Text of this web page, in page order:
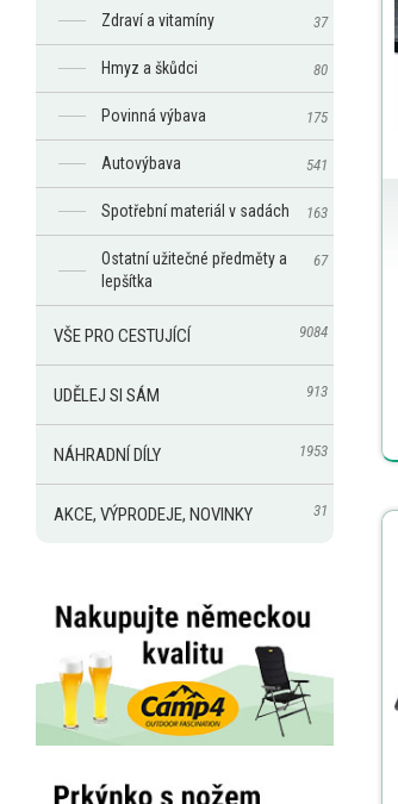
Zdraví a vitamíny 37
Hmyz a škůdci 80
Povinná výbava 175
Autovýbava 541
Spotřební materiál v sadách 163
Ostatní užitečné předměty a
lepšítka
67
VŠE PRO CESTUJÍCÍ 9084
UDĚLEJ SI SÁM 913
NÁHRADNÍ DÍLY 1953
AKCE, VÝPRODEJE, NOVINKY 31